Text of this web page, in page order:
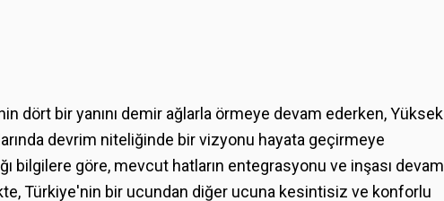
dört bir yanını demir ağlarla örmeye devam ederken, Yüksek
devrim niteliğinde bir vizyonu hayata geçirmeye
bilgilere göre, mevcut hatların entegrasyonu ve inşası devam
Türkiye'nin bir ucundan diğer ucuna kesintisiz ve konforlu